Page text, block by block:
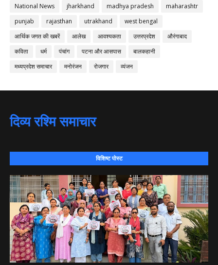
National News jharkhand madhya pradesh
maharashtr
punjab
rajasthan utrakhand
west bengal
आर्थिक जगत की खबरें
आलेख आवश्यकता उत्तरप्रदेश
औरंगाबाद
कविता
धर्म पंचांग पटना और आसपास
बालकहानी
मध्यप्रदेश समाचार
मनोरंजन रोजगार व्यंजन
दिव्य रश्मि समाचार
विशिष्ट पोस्ट